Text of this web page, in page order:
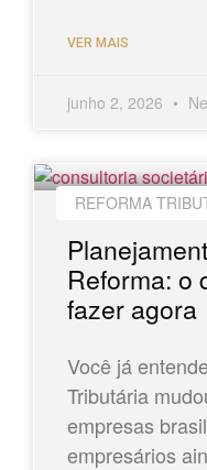
VER MAIS
junho 2, 2026
REFORMA
Reforma: o
fazer agora
Você já
Tributária
empresas
empresários